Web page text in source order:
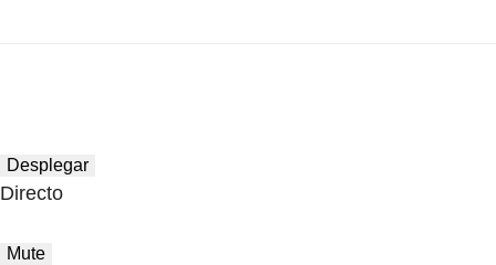
Desplegar
Directo
Mute